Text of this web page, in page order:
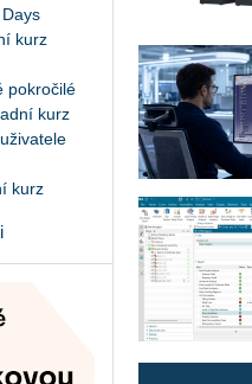
kurz
pokročilé
kurz
kurz